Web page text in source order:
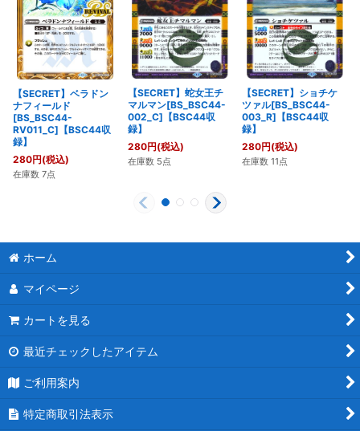
【SECRET】ベラドン
ナフィールド
[BS_BSC44-
RV011_C]【BSC44収
録】
280円(税込)
在庫数 7点
【SECRET】蛇女王チ
マルマン[BS_BSC44-
002_C]【BSC44収
録】
280円(税込)
在庫数 5点
【SECRET】ショチケ
ツァル[BS_BSC44-
003_R]【BSC44収
録】
280円(税込)
在庫数 11点
ホーム
マイページ
カートを見る
最近チェックしたアイテム
ご利用案内
特定商取引法表示